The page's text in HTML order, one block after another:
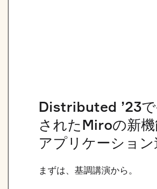
Distributed ’23
されたMiroの新機
アプリケーション
まずは、基調講演から。